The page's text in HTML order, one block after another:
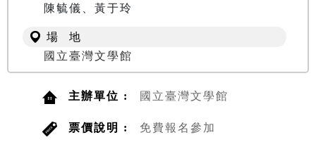
陳毓儀、黃于玲
場 地
國立臺灣文學館
主辦單位 : 國立臺灣文學館
票價說明 : 免費報名參加